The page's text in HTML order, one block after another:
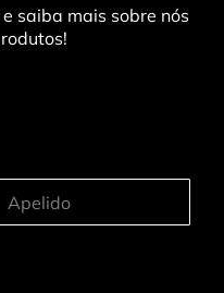
saiba mais sobre nós